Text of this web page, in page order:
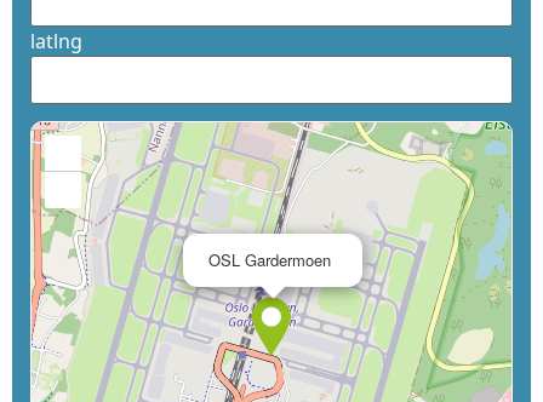
latlng
OSL Gardermoen